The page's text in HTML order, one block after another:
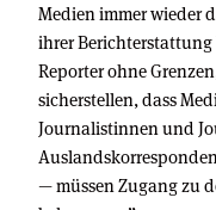
Medien immer wieder
ihrer
Reporter ohne
sicherstellen, dass
Journalistinnen und
— müssen Zugang zu